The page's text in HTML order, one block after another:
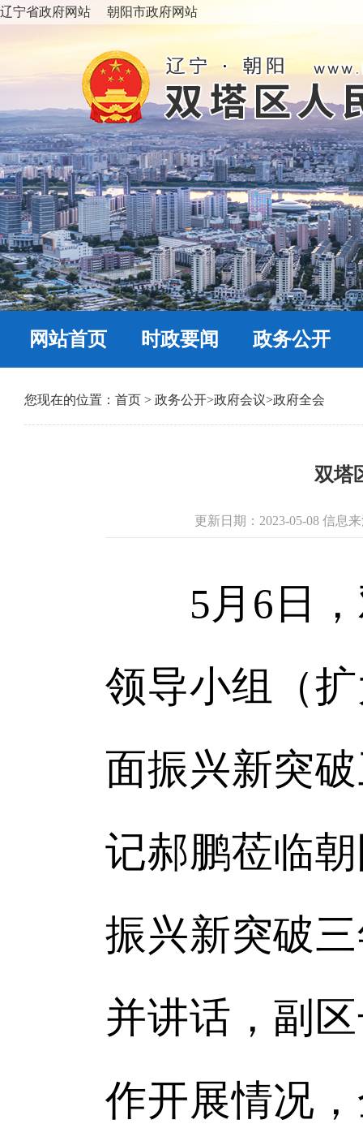
辽宁省政府网站 朝阳市政府网站
网站首页 时政要闻 政务公开
您现在的位置： 首页 > 政务公开>政府会议>政府全会
双塔
更新日期：2023-05-08 信息
5月6日，
领导小组（
面振兴新突
记郝鹏莅临
振兴新突破
并讲话，副
作开展情况